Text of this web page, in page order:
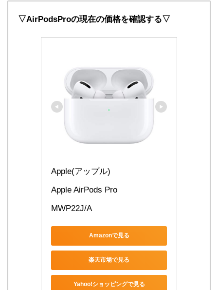
▽AirPodsProの現在の価格を確認する▽
Apple(アップル)
Apple AirPods Pro
MWP22J/A
Amazonで見る
楽天市場で見る
Yahoo!ショッピングで見る